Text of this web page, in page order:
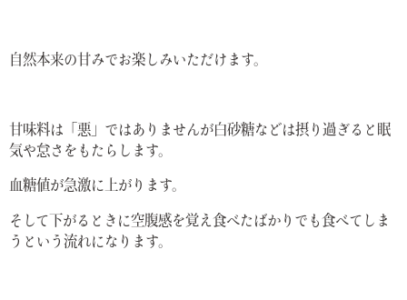
自然本来の甘みでお楽しみいただけます。
甘味料は「悪」ではありませんが白砂糖などは摂り過ぎると眠
気や怠さをもたらします。
血糖値が急激に上がります。
そして下がるときに空腹感を覚え食べたばかりでも食べてしま
うという流れになります。